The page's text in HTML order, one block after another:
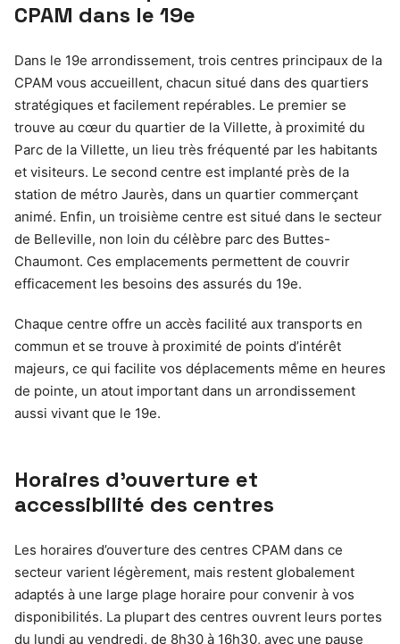
CPAM dans le 19e
Dans le 19e arrondissement, trois centres principaux de la
CPAM vous accueillent, chacun situé dans des quartiers
stratégiques et facilement repérables. Le premier se
trouve au cœur du quartier de la Villette, à proximité du
Parc de la Villette, un lieu très fréquenté par les habitants
et visiteurs. Le second centre est implanté près de la
station de métro Jaurès, dans un quartier commerçant
animé. Enfin, un troisième centre est situé dans le secteur
de Belleville, non loin du célèbre parc des Buttes-
Chaumont. Ces emplacements permettent de couvrir
efficacement les besoins des assurés du 19e.
Chaque centre offre un accès facilité aux transports en
commun et se trouve à proximité de points d’intérêt
majeurs, ce qui facilite vos déplacements même en heures
de pointe, un atout important dans un arrondissement
aussi vivant que le 19e.
Horaires d’ouverture et
accessibilité des centres
Les horaires d’ouverture des centres CPAM dans ce
secteur varient légèrement, mais restent globalement
adaptés à une large plage horaire pour convenir à vos
disponibilités. La plupart des centres ouvrent leurs portes
du lundi au vendredi, de 8h30 à 16h30, avec une pause